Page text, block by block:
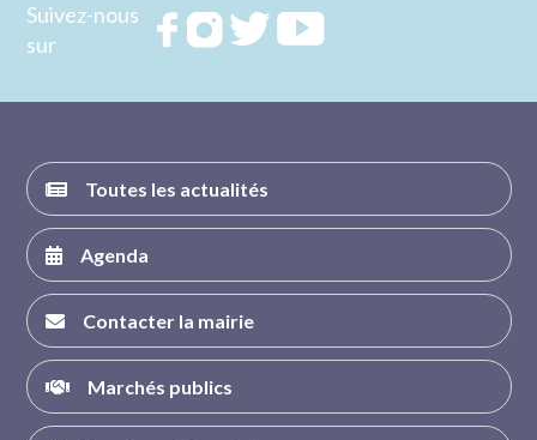
Suivez-nous
sur
RejoignezRejoignezRejoignez
Toutes les actualités
Agenda
Contacter la mairie
Marchés publics